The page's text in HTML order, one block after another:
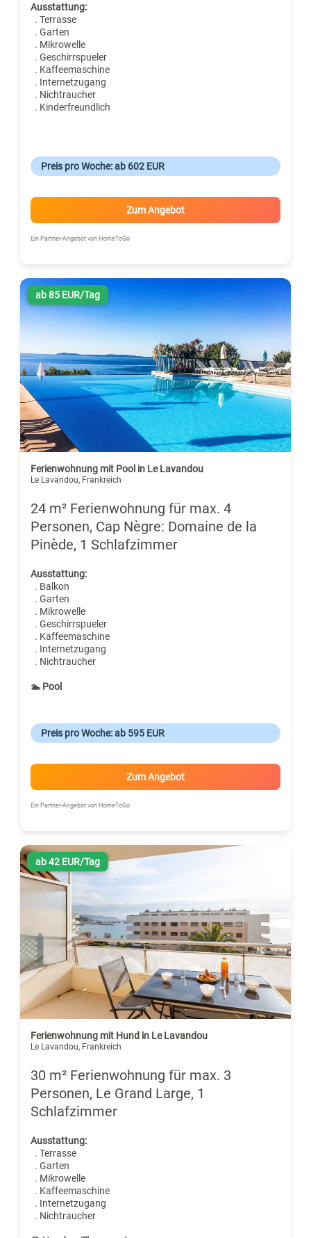
Ausstattung:
. Terrasse
. Garten
. Mikrowelle
. Geschirrspueler
. Kaffeemaschine
. Internetzugang
. Nichtraucher
. Kinderfreundlich
Preis pro Woche: ab 602 EUR
Zum Angebot
Ein Partner-Angebot von HomeToGo
ab 85 EUR/Tag
Ferienwohnung mit Pool in Le Lavandou
Le Lavandou, Frankreich
24 m² Ferienwohnung für max. 4
Personen, Cap Nègre: Domaine de la
Pinède, 1 Schlafzimmer
Ausstattung:
. Balkon
. Garten
. Mikrowelle
. Geschirrspueler
. Kaffeemaschine
. Internetzugang
. Nichtraucher
🏊 Pool
Preis pro Woche: ab 595 EUR
Zum Angebot
Ein Partner-Angebot von HomeToGo
ab 42 EUR/Tag
Ferienwohnung mit Hund in Le Lavandou
Le Lavandou, Frankreich
30 m² Ferienwohnung für max. 3
Personen, Le Grand Large, 1
Schlafzimmer
Ausstattung:
. Terrasse
. Garten
. Mikrowelle
. Kaffeemaschine
. Internetzugang
. Nichtraucher